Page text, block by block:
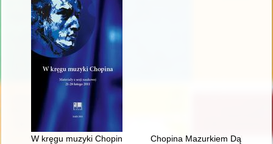
W kręgu muzyki Chopina. Materiały z sesji naukowej 21-28
Chopina Mazurkiem